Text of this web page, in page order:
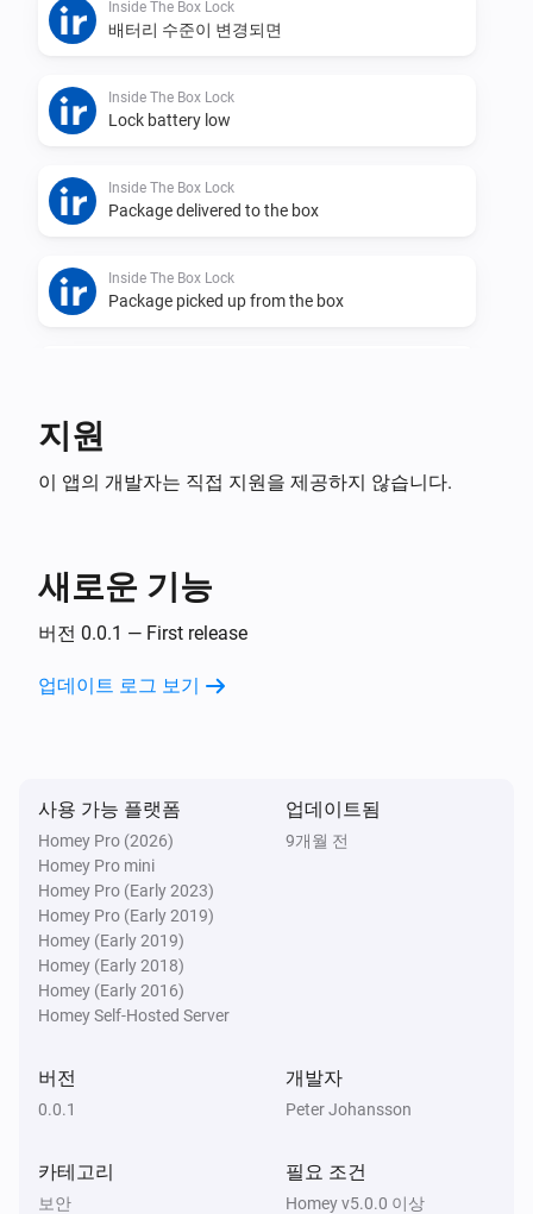
Inside The Box Lock
배터리 수준이 변경되면
Inside The Box Lock
Lock battery low
Inside The Box Lock
Package delivered to the box
Inside The Box Lock
Package picked up from the box
Lock was opened
You got mail!
그리고...
Inside The Box Lock
Inside The Box Lock
잠금
Inside The Box Lock
잠금 해제
지원
이 앱의 개발자는 직접 지원을 제공하지 않습니다.
새로운 기능
버전 0.0.1 — First release
업데이트 로그 보기
사용 가능 플랫폼
Homey Pro (2026)
Homey Pro mini
Homey Pro (Early 2023)
Homey Pro (Early 2019)
Homey (Early 2019)
Homey (Early 2018)
Homey (Early 2016)
Homey Self-Hosted Server
업데이트됨
9개월 전
버전
0.0.1
개발자
Peter Johansson
카테고리
보안
필요 조건
Homey v5.0.0 이상